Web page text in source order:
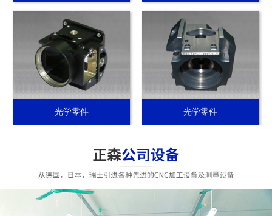
光学零件 光学零件